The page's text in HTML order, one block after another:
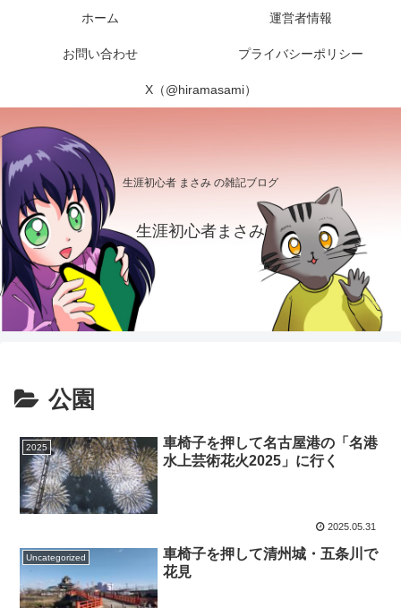
生涯初心者 まさみ の雑記ブログ
生涯初心者まさみ
ホーム 運営者情報
お問い合わせ プライバシーポリシー
X（@hiramasami）
公園
2025
車椅子を押して名古屋港の「名港
水上芸術花火2025」に行く
2025.05.31
Uncategorized
車椅子を押して清州城・五条川で
花見